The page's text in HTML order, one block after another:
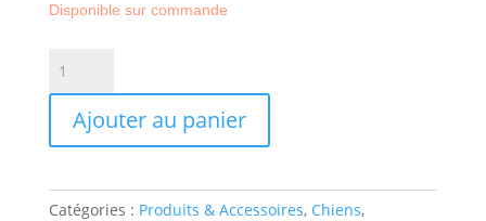
Disponible sur commande
CHEESE
BONE
Ajouter au panier
Catégories : Produits & Accessoires, Chiens,